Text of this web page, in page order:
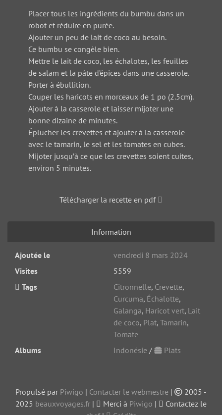
Placer tous les ingrédients du bumbu dans un
robot et réduire en purée.
Ajouter un peu de lait de coco au besoin.
Ce bumbu se congèle bien.
Mettre le lait de coco, les échalotes, les feuilles
de salam et la pâte d’épices dans une casserole.
Porter à ébullition.
Couper les haricots en morceaux de 1 po (2.5cm).
Ajouter à la casserole et laisser mijoter une
bonne dizaine de minutes.
Éplucher les crevettes et ajouter à la casserole
avec le tamarin, le sel et les tomates en cubes.
Mijoter jusqu’à ce que les crevettes soient cuites,
environ 5 minutes.
Télécharger la recette en pdf
Information
Ajoutée le
vendredi 8 mars 2024
Visites
5559
Tags
Citronnelle, Crevette,
Curcuma, Échalotte,
Galanga, Haricot vert, Lait
de coco, Plat, Tamarin,
Tomate
Albums
Indonésie / Plats
Propulsé par Piwigo | Contacter le webmestre |
2005 -
2025 beauxvoyages.fr | Merci à Piwigo |
Contactez le